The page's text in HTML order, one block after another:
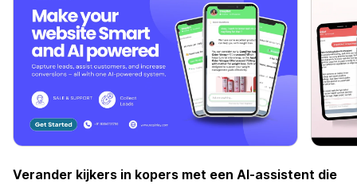
Verander kijkers in kopers met een AI-assistent die